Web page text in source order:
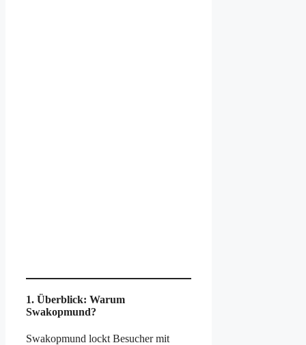
1. Überblick: Warum
Swakopmund?
Swakopmund lockt Besucher mit